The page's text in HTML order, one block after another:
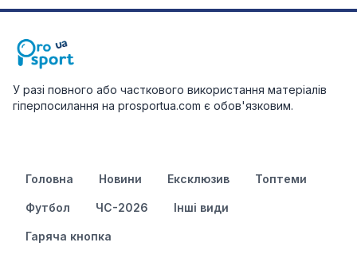
У разі повного або часткового використання матеріалів
гіперпосилання на prosportua.com є обов'язковим.
Головна Новини Ексклюзив Топтеми
Футбол ЧС-2026 Інші види
Гаряча кнопка